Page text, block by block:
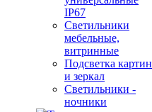
IP67
Светильники
мебельные,
витринные
Подсветка картин
и зеркал
Светильники -
ночники